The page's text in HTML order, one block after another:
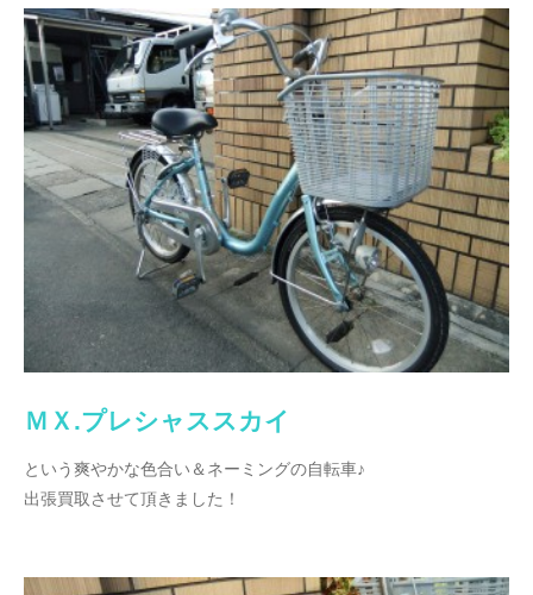
ＭＸ.プレシャススカイ
という爽やかな色合い＆ネーミングの自転車♪
出張買取させて頂きました！